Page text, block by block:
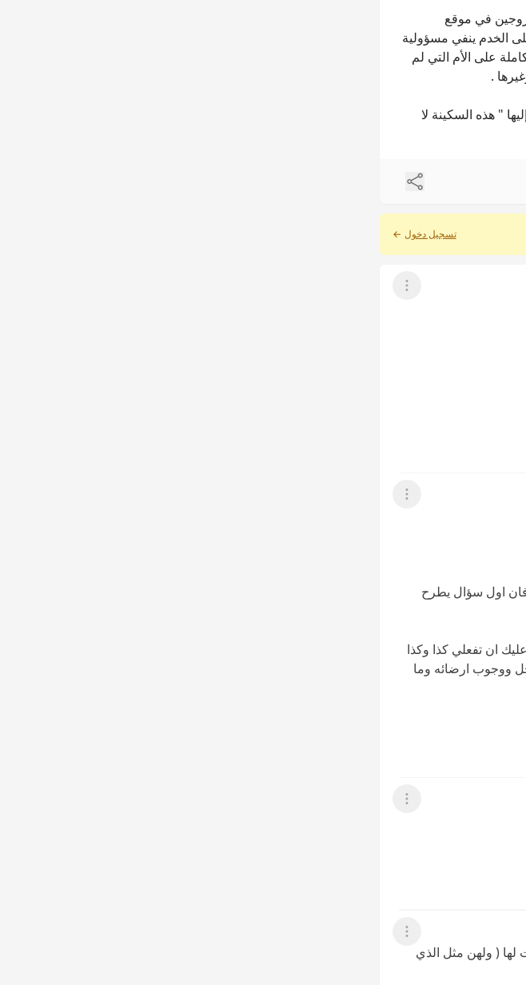
في موقع
الخدم ينفي مسؤولية
على الأم التي لم
.
" هذه السكينة لا
مشاركة
تسجيل دخول ←
عرض القائمة
عرض القائمة
فان اول سؤال يطرح
ان تفعلي كذا وكذا
ووجوب ارضائه وما
عرض القائمة
عرض القائمة
لها ( ولهن مثل الذي